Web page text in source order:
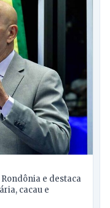
e destaca
cacau e